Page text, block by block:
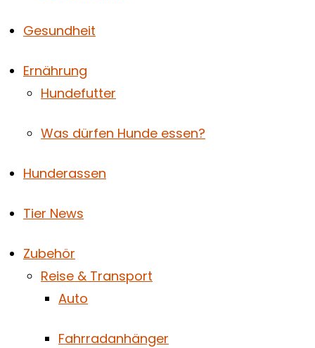
Gesundheit
Ernährung
Hundefutter
Was dürfen Hunde essen?
Hunderassen
Tier News
Zubehör
Reise & Transport
Auto
Fahrradanhänger